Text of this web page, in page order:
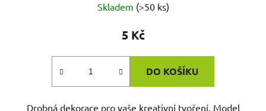
Skladem (>50 ks)
5 Kč
DO KOŠÍKU
Drobná dekorace pro vaše kreativní tvoření. Model